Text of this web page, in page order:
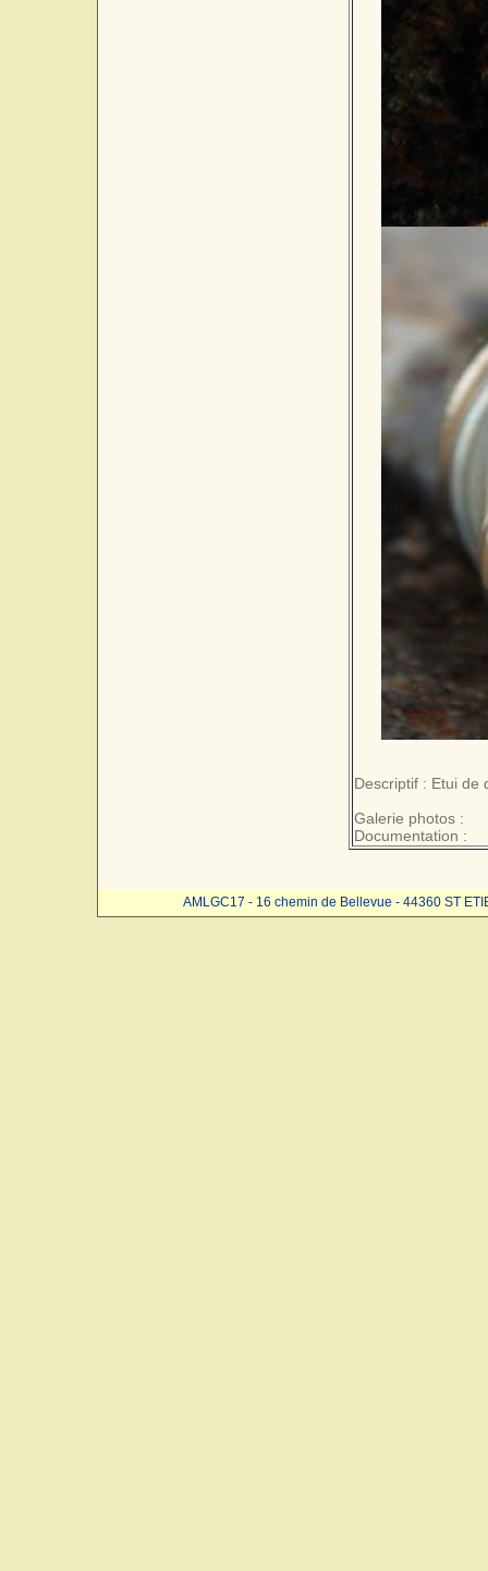
Descriptif : Etui de
Galerie photos :
Documentation :
AMLGC17 - 16 chemin de Bellevue - 44360 ST